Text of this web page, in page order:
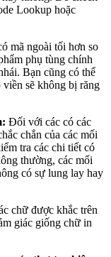
Lookup hoặc
mã ngoài tối hơn so
phụ tùng chính
Bạn cũng có thể
sẽ không bị răng
Đối với các có các
chắn của các mối
tra các chi tiết có
thường, các mối
có sự lung lay hay
chữ được khắc trên
giác giống chữ in